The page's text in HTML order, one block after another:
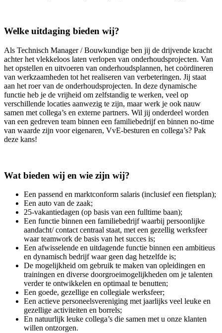
Welke uitdaging bieden wij?
Als Technisch Manager / Bouwkundige ben jij de drijvende kracht
achter het vlekkeloos laten verlopen van onderhoudsprojecten. Van
het opstellen en uitvoeren van onderhoudsplannen, het coördineren
van werkzaamheden tot het realiseren van verbeteringen. Jij staat
aan het roer van de onderhoudsprojecten. In deze dynamische
functie heb je de vrijheid om zelfstandig te werken, veel op
verschillende locaties aanwezig te zijn, maar werk je ook nauw
samen met collega’s en externe partners. Wil jij onderdeel worden
van een gedreven team binnen een familiebedrijf en binnen no-time
van waarde zijn voor eigenaren, VvE-besturen en collega’s? Pak
deze kans!
Wat bieden wij en wie zijn wij?
Een passend en marktconform salaris (inclusief een fietsplan);
Een auto van de zaak;
25-vakantiedagen (op basis van een fulltime baan);
Een functie binnen een familiebedrijf waarbij persoonlijke
aandacht/ contact centraal staat, met een gezellig werksfeer
waar teamwork de basis van het succes is;
Een afwisselende en uitdagende functie binnen een ambitieus
en dynamisch bedrijf waar geen dag hetzelfde is;
De mogelijkheid om gebruik te maken van opleidingen en
trainingen en diverse doorgroeimogelijkheden om je talenten
verder te ontwikkelen en optimaal te benutten;
Een goede, gezellige en collegiale werksfeer;
Een actieve personeelsvereniging met jaarlijks veel leuke en
gezellige activiteiten en borrels;
En natuurlijk leuke collega’s die samen met u onze klanten
willen ontzorgen.